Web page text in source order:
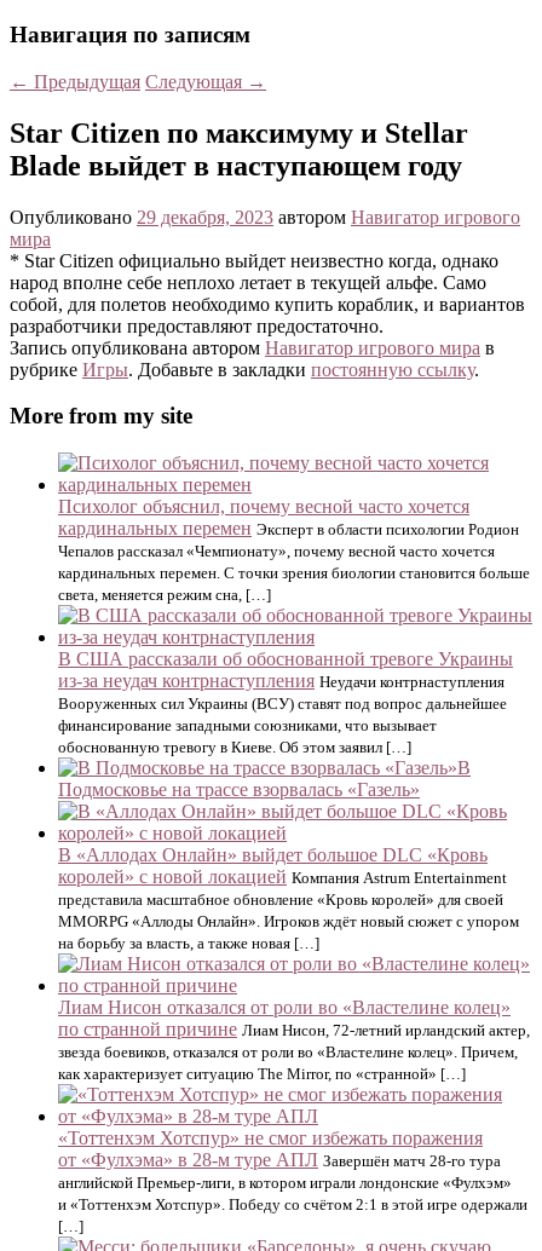
Навигация по записям
← Предыдущая Следующая →
Star Citizen по максимуму и Stellar
Blade выйдет в наступающем году
Опубликовано 29 декабря, 2023 автором Навигатор игрового
мира
* Star Citizen официально выйдет неизвестно когда, однако
народ вполне себе неплохо летает в текущей альфе. Само
собой, для полетов необходимо купить кораблик, и вариантов
разработчики предоставляют предостаточно.
Запись опубликована автором Навигатор игрового мира в
рубрике Игры. Добавьте в закладки постоянную ссылку.
More from my site
Психолог объяснил, почему весной часто хочется
кардинальных перемен Эксперт в области психологии Родион
Чепалов рассказал «Чемпионату», почему весной часто хочется
кардинальных перемен. С точки зрения биологии становится больше
света, меняется режим сна, […]
В США рассказали об обоснованной тревоге Украины
из-за неудач контрнаступления Неудачи контрнаступления
Вооруженных сил Украины (ВСУ) ставят под вопрос дальнейшее
финансирование западными союзниками, что вызывает
обоснованную тревогу в Киеве. Об этом заявил […]
В
Подмосковье на трассе взорвалась «Газель»
В «Аллодах Онлайн» выйдет большое DLC «Кровь
королей» с новой локацией Компания Astrum Entertainment
представила масштабное обновление «Кровь королей» для своей
MMORPG «Аллоды Онлайн». Игроков ждёт новый сюжет с упором
на борьбу за власть, а также новая […]
Лиам Нисон отказался от роли во «Властелине колец»
по странной причине Лиам Нисон, 72-летний ирландский актер,
звезда боевиков, отказался от роли во «Властелине колец». Причем,
как характеризует ситуацию The Mirror, по «странной» […]
«Тоттенхэм Хотспур» не смог избежать поражения
от «Фулхэма» в 28-м туре АПЛ Завершён матч 28-го тура
английской Премьер-лиги, в котором играли лондонские «Фулхэм»
и «Тоттенхэм Хотспур». Победу со счётом 2:1 в этой игре одержали
[…]